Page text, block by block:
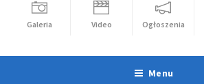
Galeria Video Ogłoszenia
Menu